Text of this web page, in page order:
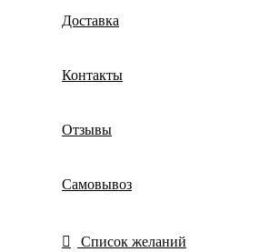
Доставка
Контакты
Отзывы
Самовывоз
Список желаний